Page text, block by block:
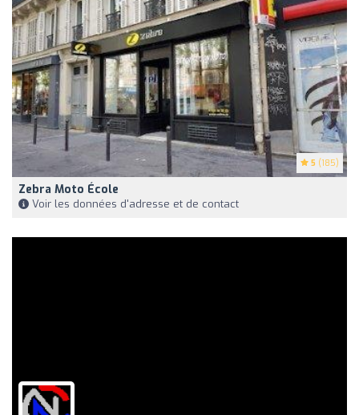
5 (185)
Zebra Moto École
Voir les données d'adresse et de contact